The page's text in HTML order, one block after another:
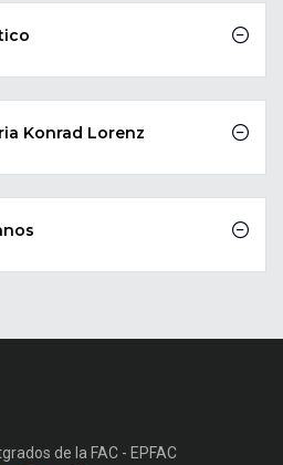
Konrad Lorenz
de la FAC - EPFAC